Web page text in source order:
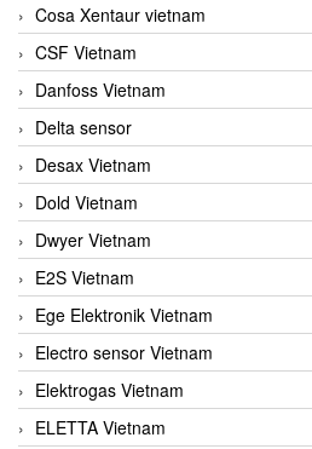
Cosa Xentaur vietnam
CSF Vietnam
Danfoss Vietnam
Delta sensor
Desax Vietnam
Dold Vietnam
Dwyer Vietnam
E2S Vietnam
Ege Elektronik Vietnam
Electro sensor Vietnam
Elektrogas Vietnam
ELETTA Vietnam